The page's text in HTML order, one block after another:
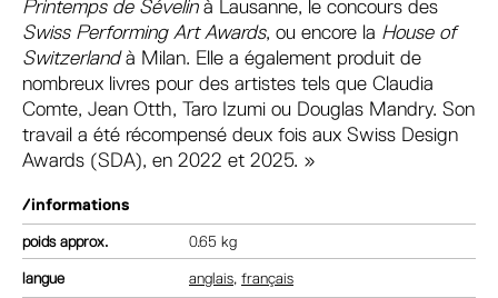
Printemps de Sévelinà Lausanne, le concours des
Swiss Performing Art Awards, ou encore la House of
Switzerlandà Milan. Elle a également produit de
nombreux livres pour des artistes tels que Claudia
Comte, Jean Otth, Taro Izumi ou Douglas Mandry. Son
travail a été récompensé deux fois aux Swiss Design
Awards (SDA), en 2022 et 2025. »
/informations
poids 0.65 kg
langue anglais, français